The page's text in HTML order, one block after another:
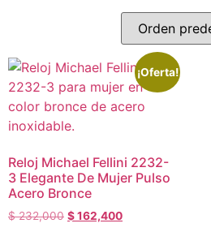
¡Oferta!
Reloj Michael Fellini 2232-
3 Elegante De Mujer Pulso
Acero Bronce
$232,000 $162,400